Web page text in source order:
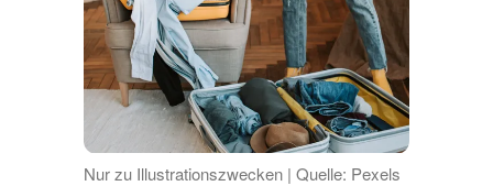
Nur zu Illustrationszwecken | Quelle: Pexels